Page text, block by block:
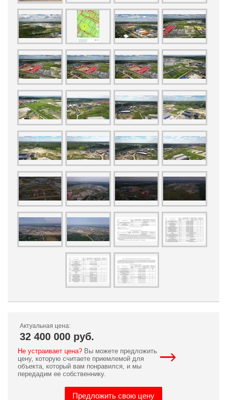
Актуальная цена:
32 400 000 руб.
Не устраивает цена? Вы можете предложить
цену, которую считаете приемлемой для
объекта, который вам понравился, и мы
передадим ее собственнику.
Предложить свою цену